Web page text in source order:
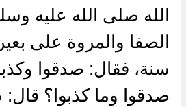
الله صلى الله عليه
الصفا والمروة على
سنة، فقال: صدقوا
صدقوا وما كذبوا؟